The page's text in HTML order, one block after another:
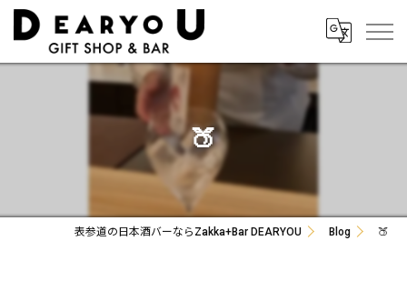
🍑
表参道の日本酒バーならZakka+Bar DEARYOU Blog 🍑